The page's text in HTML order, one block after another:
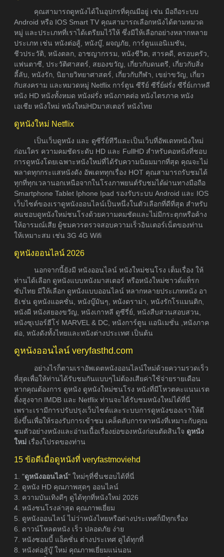
คุณสามารถดูหนังได้ในอุปกรที่คุณมีอยู่ เช่น มือถือระบบ
Android หรือ IOS Smart TV คุณสามารถเลือกหนังได้ตามหมวด
หมู่ และประเภทที่เราได้เตรียมไว้ให้ ซึ่งมีให้เลือกอย่างหลากหลาย
ประเภท เช่น หนังต่อสู้, หนังบู๊, ผจญภัย, การ์ตูนแอนิเมชัน,
ชีวประวัติ, หนังตลก, อาชญากรรม, หนังชีวิต, สารคดี, ครอบครัว,
แฟนตาซี, ประวัติศาสตร์, สยองขวัญ, เกี่ยวกับดนตรี, เกี่ยวกับสิ่ง
ลี้ลับ, หนังรัก, นิยายวิทยาศาสตร์, เกี่ยวกับกีฬา, เขย่าขวัญ, เกี่ยว
กับสงคราม และหมวดหมู่ Netflix การ์ตูน ซีรีย์ ซีรี่ย์ฝรั่ง ซีรี่ย์เกาหลี
หนัง HD หนังทั้งหมด หนังฝรั่ง หนังภาคต่อ หนังไตรภาค หนัง
เอเชีย หนังใหม่ หนังใหม่HDมาสเตอร์ หนังไทย
ดูหนังใหม่ Netflix
เป็นเว็บดูหนัง และ ดูซีรี่ย์ทีวีและเป็นเว็บที่อัพเดทหนังใหม่
ก่อนใคร ความคมชัดระดับ HD และ FullHD สำหรับคอหนังที่ชอบ
การดูหนังโดยเฉพาะหนังใหม่ที่ได้รับความนิยมมากที่สุด คุณจะไม่
พลาดทุกกระแสหนังดัง อัพเดททุกเรื่อง HOT คุณสามารถรับชมได้
ทุกที่ทุกเวลานอกเหนือจากในโรงภาพยนต์รับชมได้ผ่านทางมือถือ
Smartphone Tablet Iphone Ipad รองรับระบบ Android และ IOS
เว็บไซต์ของเราดูหนังออนไลน์เป็นหนึ่งในตัวเลือกที่ดีที่สุด สำหรับ
คนชอบดูหนังใหม่ชนโรงด้วยความคมชัดและไม่มีกระตุกหรือค้าง
ให้อารมณ์เสีย ผู้ชมควรตรวจสอบความเร็วอินเตอร์เน็ตของท่าน
ให้เหมาะสม เช่น 3G 4G Wifi
ดูหนังออนไลน์ 2026
นอกจากนี้ยังมี หนังออนไลน์ หนังใหม่ชนโรง เต็มเรื่อง ให้
ท่านได้เลือก ดูหนังแบบหนังมาสเตอร์ หรือหนังใหม่ซาวด์แท็รก
ซับไทย มีให้เลือก ดูหนังแบบออนไลน์ หลากหลายประเภทหนัง อา
ธิเช่น ดูหนังแอคชั่น, หนังบู๊มันๆ, หนังดราม่า, หนังรักโรแมนติก,
หนังผี หนังสยองขวัญ, หนังเกาหลี ดูซีรี่ย์, หนังสืบสวนสอบสวน,
หนังซุเปอร์ฮีโร่ MARVEL & DC, หนังการ์ตูน แอนิเมชั่น ,หนังภาค
ต่อ, หนังดังทั้งไทยและหนังต่างประเทศ เป็นต้น
ดูหนังออนไลน์ veryfasthd.com
อย่างไรก็ตามเราอัพเดตหนังออนไลน์ใหม่ด้วยความรวดเร็ว
ที่สุดเพื่อให้ท่านได้รับชมกันแบบๆไม่ต้องเสียค่าใช้จ่ายรายเดือน
หากคุณต้องการ ดูหนัง ดูหนังใหม่ชนโรง หนังที่มีโหวตคะแนนเรต
ติ้งสูงจาก IMDB และ Netflix ท่านจะได้รับชมหนังใหม่ได้ที่นี่
เพราะเรามีการปรับปรุงเว็บไซต์และระบบการดูหนังของเราให้ดี
ยิ่งขึ้นเพื่อให้รองรับการเข้าชม เคล็ดลับการหาหนังที่เหมาะกับคุณ
ชมตัวอย่างหนังและอ่านเนื้อเรื่องย่อของหนังก่อนตัดสินใจ ดูหนัง
ใหม่ เรื่องโปรดของท่าน
15 ข้อดีเมื่อดูหนังที่ veryfastmoviehd
1. "ดูหนังออนไลน์" ใหม่ๆที่ชื่นชอบได้ที่นี่
2. ดูหนัง HD คุณภาพสุดๆ ออนไลน์
3. ความบันเทิงดีๆ ดูได้ทุกที่หนังใหม่ 2026
4. หนังชนโรงล่าสุด คุณภาพเยี่ยม
5. ดูหนังออนไลน์ ไม่ว่าหนังไทยหรือต่างประเทศก็มีทุกเรื่อง
6. ดาวน์โหลดหนัง เร็ว ปลอดภัย ง่าย
7. หนังซอมบี้ แอ็คชั่น ต่างประเทศ ดูได้ทุกที่
8. หนังต่อสู้บู๊ ใหม่ คุณภาพเยี่ยมแน่นอน